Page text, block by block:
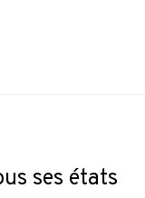
ses états